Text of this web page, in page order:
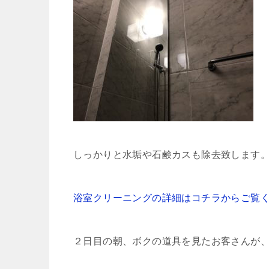
しっかりと水垢や石鹸カスも除去致します。
浴室クリーニングの詳細はコチラからご覧く
２日目の朝、ボクの道具を見たお客さんが、